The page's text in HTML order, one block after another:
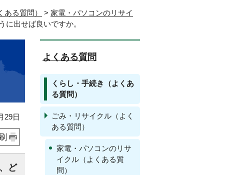
る質問） > 家電・パソコンのリサイ
出せば良いですか。
29日
ど
よくある質問
くらし・手続き（よくあ
る質問）
ごみ・リサイクル（よく
ある質問）
家電・パソコンのリサ
イクル（よくある質
問）